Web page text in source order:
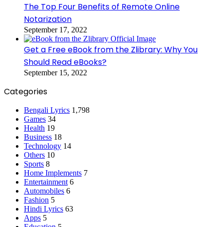
The Top Four Benefits of Remote Online
Notarization
September 17, 2022
Get a Free eBook from the Zlibrary: Why You
Should Read eBooks?
September 15, 2022
Categories
Bengali Lyrics 1,798
Games 34
Health 19
Business 18
Technology 14
Others 10
Sports 8
Home Implements 7
Entertainment 6
Automobiles 6
Fashion 5
Hindi Lyrics 63
Apps 5